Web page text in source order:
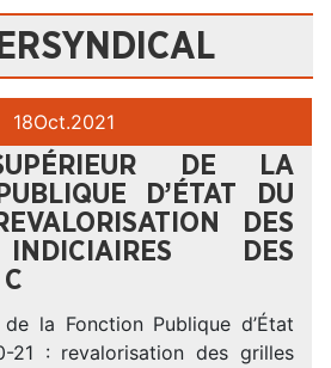
18Oct.2021
DE LA
D’ÉTAT DU
DES
DES
la Fonction Publique d’État
21 : revalorisation des grilles